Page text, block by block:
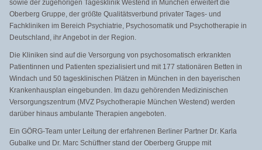
sowie der zugehörigen Tagesklinik Westend in München erweitert die
Oberberg Gruppe, der größte Qualitätsverbund privater Tages- und
Fachkliniken im Bereich Psychiatrie, Psychosomatik und Psychotherapie in
Deutschland, ihr Angebot in der Region.
Die Kliniken sind auf die Versorgung von psychosomatisch erkrankten
Patientinnen und Patienten spezialisiert und mit 177 stationären Betten in
Windach und 50 tagesklinischen Plätzen in München in den bayerischen
Krankenhausplan eingebunden. Im dazu gehörenden Medizinischen
Versorgungszentrum (MVZ Psychotherapie München Westend) werden
darüber hinaus ambulante Therapien angeboten.
Ein GÖRG-Team unter Leitung der erfahrenen Berliner Partner Dr. Karla
Gubalke und Dr. Marc Schüffner stand der Oberberg Gruppe mit